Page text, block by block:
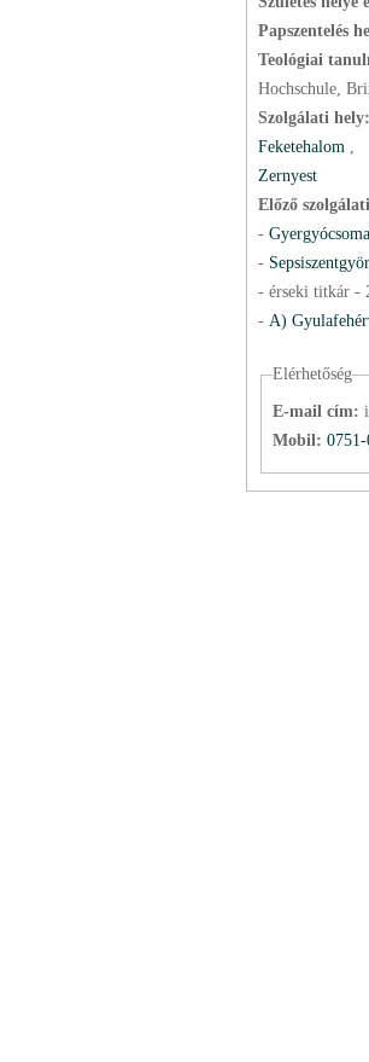
Papszentelés
Teológiai
Hochschule,
Szolgálati hely:
Feketehalom ,
Zernyest
Előző
-
-
- érseki titkár -
- A)
Elérhetőség
E-mail cím:
Mobil: